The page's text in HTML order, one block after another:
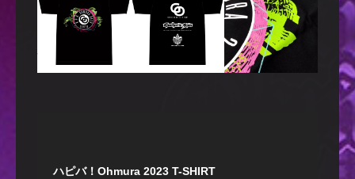
ハピバ！Ohmura 2023 T-SHIRT